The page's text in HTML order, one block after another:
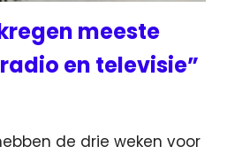
meeste
en televisie”
de drie weken voor